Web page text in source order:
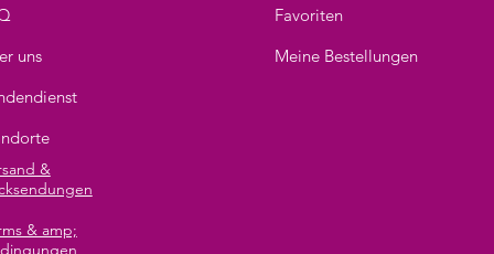
uns
&
& amp;
Favoriten
Meine Bestellungen